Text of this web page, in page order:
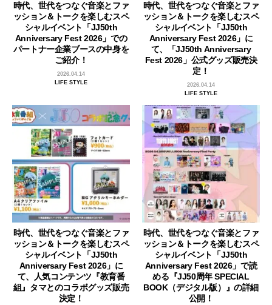
時代、世代をつなぐ音楽とファ
ッション＆トークを楽しむスペ
シャルイベント「JJ50th
Anniversary Fest 2026」での
パートナー企業ブースの中身を
ご紹介！
2026.04.14
LIFE STYLE
時代、世代をつなぐ音楽とファ
ッション＆トークを楽しむスペ
シャルイベント「JJ50th
Anniversary Fest 2026」に
て、「JJ50th Anniversary
Fest 2026」公式グッズ販売決
定！
2026.04.14
LIFE STYLE
時代、世代をつなぐ音楽とファ
ッション＆トークを楽しむスペ
シャルイベント「JJ50th
Anniversary Fest 2026」に
て、人気コンテンツ『教育番
組』タマとのコラボグッズ販売
決定！
時代、世代をつなぐ音楽とファ
ッション＆トークを楽しむスペ
シャルイベント「JJ50th
Anniversary Fest 2026」で読
める『JJ50周年 SPECIAL
BOOK（デジタル版）』の詳細
公開！